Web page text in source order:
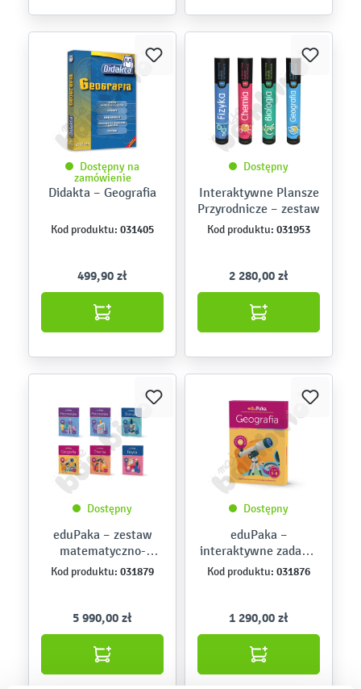
Dostępny na
zamówienie
Didakta – Geografia
Kod produktu: 031405
499,90 zł
Dostępny
Interaktywne Plansze
Przyrodnicze – zestaw
Kod produktu: 031953
2 280,00 zł
Dostępny
eduPaka – zestaw
matematyczno-
przyrodniczy kl. 4-8
Kod produktu: 031879
5 990,00 zł
Dostępny
eduPaka –
interaktywne zadania
i ćwiczenia
przedmiotowe –
Kod produktu: 031876
1 290,00 zł